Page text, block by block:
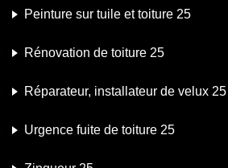
Peinture sur tuile et toiture 25
Rénovation de toiture 25
Réparateur, installateur de velux 25
Urgence fuite de toiture 25